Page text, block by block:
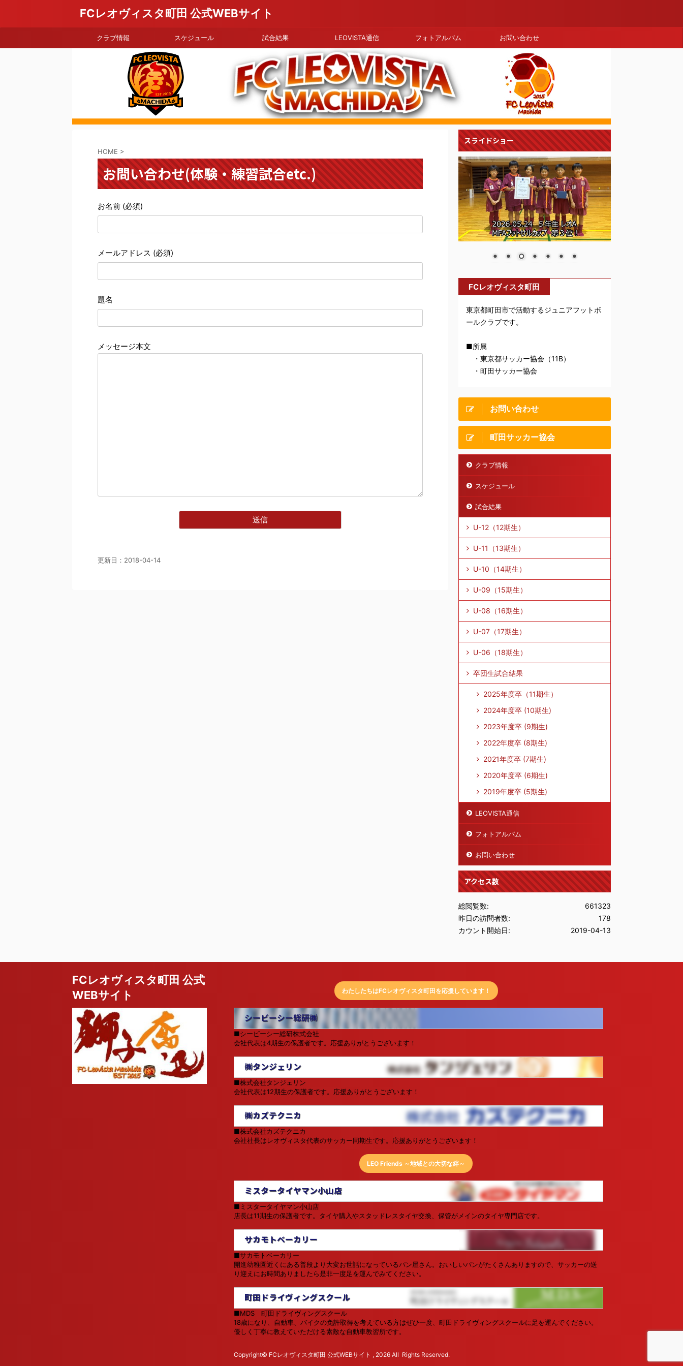
FCレオヴィスタ町田 公式WEBサイト
クラブ情報 スケジュール 試合結果 LEOVISTA通信 フォトアルバム お問い合わせ
HOME >
お問い合わせ(体験・練習試合etc.)
お名前 (必須)
メールアドレス (必須)
題名
メッセージ本文
更新日： 2018-04-14
スライドショー
FCレオヴィスタ町田
東京都町田市で活動するジュニアフットボ
ールクラブです。
■所属
・東京都サッカー協会（11B）
・町田サッカー協会
お問い合わせ
町田サッカー協会
クラブ情報
スケジュール
試合結果
U-12（12期生）
U-11（13期生）
U-10（14期生）
U-09（15期生）
U-08（16期生）
U-07（17期生）
U-06（18期生）
卒団生試合結果
2025年度卒（11期生）
2024年度卒 (10期生)
2023年度卒 (9期生)
2022年度卒 (8期生)
2021年度卒 (7期生)
2020年度卒 (6期生)
2019年度卒 (5期生)
LEOVISTA通信
フォトアルバム
お問い合わせ
アクセス数
661323
総閲覧数:
178
昨日の訪問者数:
2019-04-13
カウント開始日:
わたしたちはFCレオヴィスタ町田を応援しています！
シービーシー総研㈱
■シービーシー総研株式会社
会社代表は4期生の保護者です。応援ありがとうございます！
㈱タンジェリン
■株式会社タンジェリン
会社代表は12期生の保護者です。応援ありがとうございます！
㈱カズテクニカ
■株式会社カズテクニカ
会社社長はレオヴィスタ代表のサッカー同期生です。応援ありがとうございます！
LEO Friends ～地域との大切な絆～
ミスタータイヤマン小山店
■ミスタータイヤマン小山店
店長は11期生の保護者です。タイヤ購入やスタッドレスタイヤ交換、保管がメインのタイヤ専門店です。
サカモトベーカリー
■サカモトベーカリー
開進幼稚園近くにある普段より大変お世話になっているパン屋さん。おいしいパンがたくさんありますので、サッカーの送
り迎えにお時間ありましたら是非一度足を運んでみてください。
町田ドライヴィングスクール
■MDS 町田ドライヴィングスクール
18歳になり、自動車、バイクの免許取得を考えている方はぜひ一度、町田ドライヴィングスクールに足を運んでください。
優しく丁寧に教えていただける素敵な自動車教習所です。
FCレオヴィスタ町田 公式
WEBサイト
Copyright© FCレオヴィスタ町田 公式WEBサイト , 2026 All Rights Reserved.